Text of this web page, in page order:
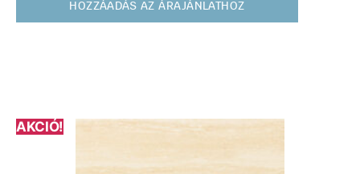
HOZZÁADÁS AZ ÁRAJÁNLATHOZ
AKCIÓ!